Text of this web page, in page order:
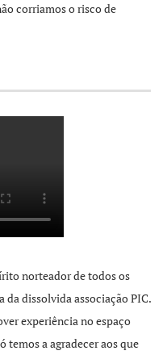
corriamos o risco de
norteador de todos os
dissolvida associação PIC.
experiência no espaço
temos a agradecer aos que